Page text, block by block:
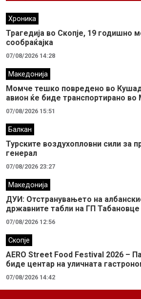
Хроника
Трагедија во Скопје, 19 годишно
сообраќајка
07/08/2026 14:28
Македонија
Момче тешко повредено во
авион ќе биде транспортирано во
07/08/2026 15:51
Балкан
Турските воздухопловни сили за
генерал
07/08/2026 23:27
Македонија
ДУИ: Отстранувањето на
државните табли на ГП Табановце
07/08/2026 12:56
Скопје
AERO Street Food Festival 2026 –
биде центар на уличната
07/08/2026 14:42